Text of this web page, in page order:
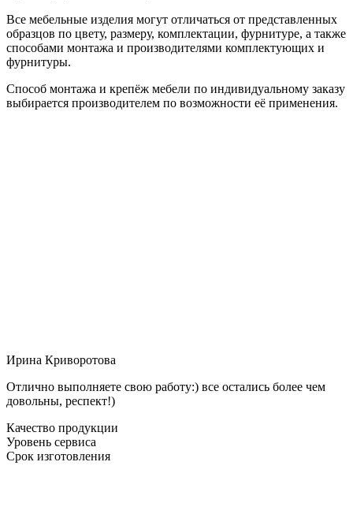
Все мебельные изделия могут отличаться от представленных
образцов по цвету, размеру, комплектации, фурнитуре, а также
способами монтажа и производителями комплектующих и
фурнитуры.
Способ монтажа и крепёж мебели по индивидуальному заказу
выбирается производителем по возможности её применения.
Ирина Криворотова
Отлично выполняете свою работу:) все остались более чем
довольны, респект!)
Качество продукции
Уровень сервиса
Срок изготовления